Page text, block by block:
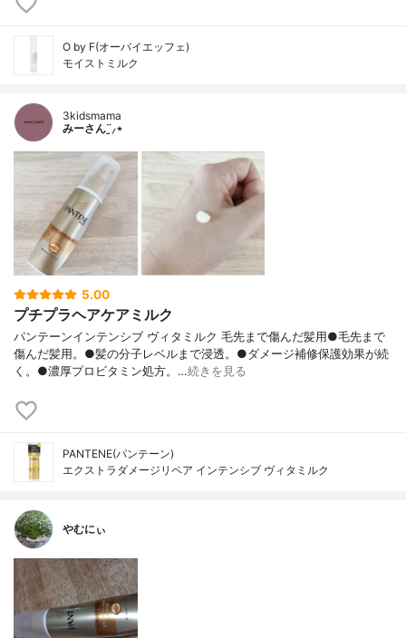
O by F(オーバイエッフェ)
モイストミルク
3kidsmama
みーさん¨̮⸝⋆
5.00
プチプラヘアケアミルク
パンテーンインテンシブ ヴィタミルク 毛先まで傷んだ髪用●毛先まで
傷んだ髪用。●髪の分子レベルまで浸透。●ダメージ補修保護効果が続
く。●濃厚プロビタミン処方。‪…続きを見る
PANTENE(パンテーン)
エクストラダメージリペア インテンシブ ヴィタミルク
やむにぃ